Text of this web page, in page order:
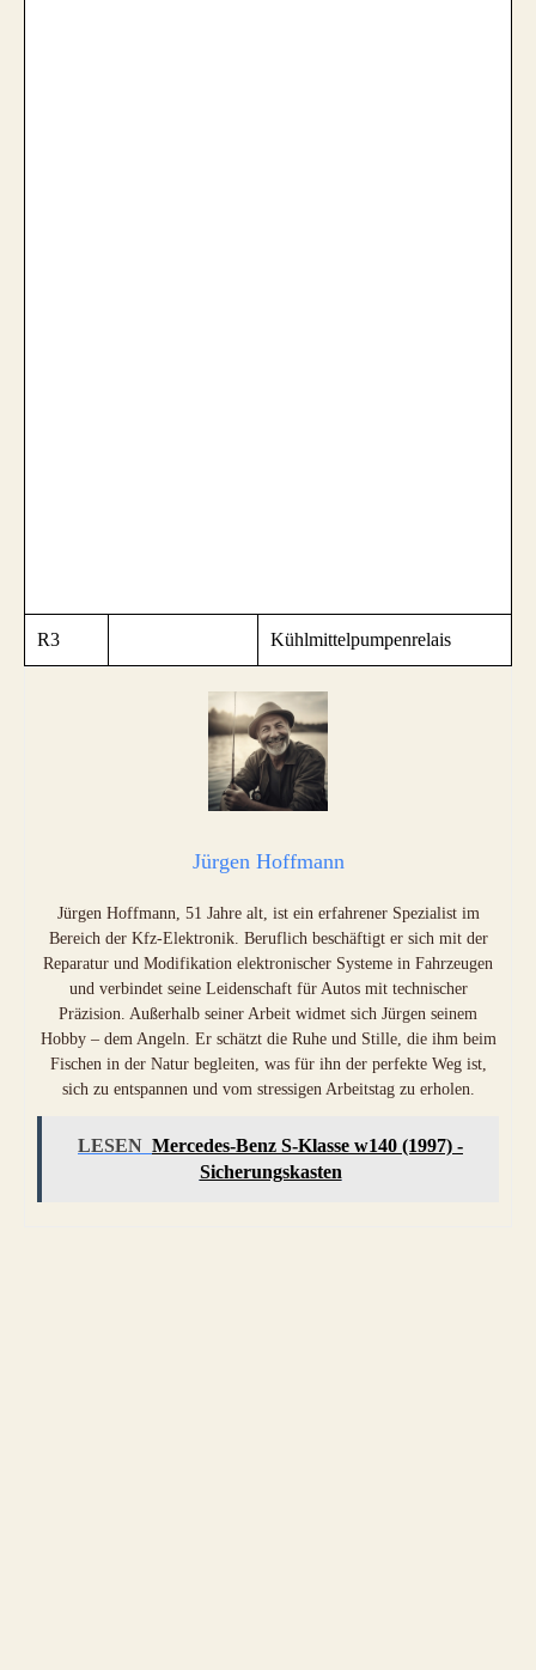
R3 Kühlmittelpumpenrelais
Jürgen Hoffmann
Jürgen Hoffmann, 51 Jahre alt, ist ein erfahrener Spezialist im
Bereich der Kfz-Elektronik. Beruflich beschäftigt er sich mit der
Reparatur und Modifikation elektronischer Systeme in Fahrzeugen
und verbindet seine Leidenschaft für Autos mit technischer
Präzision. Außerhalb seiner Arbeit widmet sich Jürgen seinem
Hobby – dem Angeln. Er schätzt die Ruhe und Stille, die ihm beim
Fischen in der Natur begleiten, was für ihn der perfekte Weg ist,
sich zu entspannen und vom stressigen Arbeitstag zu erholen.
LESEN Mercedes-Benz S-Klasse w140 (1997) -
Sicherungskasten